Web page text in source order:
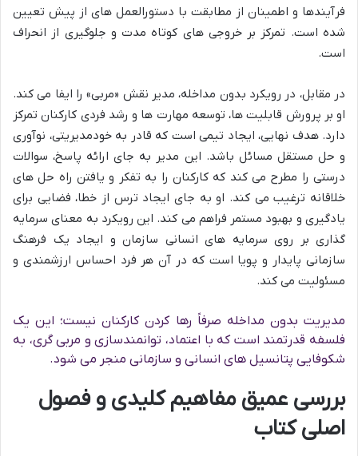
فرآیندها و اطمینان از مطابقت با دستورالعمل های از پیش تعیین
شده است. تمرکز بر خروجی های کوتاه مدت و جلوگیری از انحراف
است.
در مقابل، در رویکرد بدون مداخله، مدیر نقش «مربی» را ایفا می کند.
او بر پرورش قابلیت ها، توسعه مهارت ها و رشد فردی کارکنان تمرکز
دارد. هدف نهایی، ایجاد تیمی است که قادر به خودمدیریتی، نوآوری
و حل مستقل مسائل باشد. این مدیر به جای ارائه پاسخ، سوالات
درستی را مطرح می کند که کارکنان را به تفکر و یافتن راه حل های
خلاقانه ترغیب می کند. او به جای ایجاد ترس از خطا، فضایی برای
یادگیری و بهبود مستمر فراهم می کند. این رویکرد به معنای سرمایه
گذاری بر روی سرمایه های انسانی سازمان و ایجاد یک فرهنگ
سازمانی پایدار و پویا است که در آن هر فرد احساس ارزشمندی و
مسئولیت می کند.
مدیریت بدون مداخله صرفاً رها کردن کارکنان نیست؛ این یک
فلسفه قدرتمند است که با اعتماد، توانمندسازی و مربی گری، به
شکوفایی پتانسیل های انسانی و سازمانی منجر می شود.
بررسی عمیق مفاهیم کلیدی و فصول
اصلی کتاب